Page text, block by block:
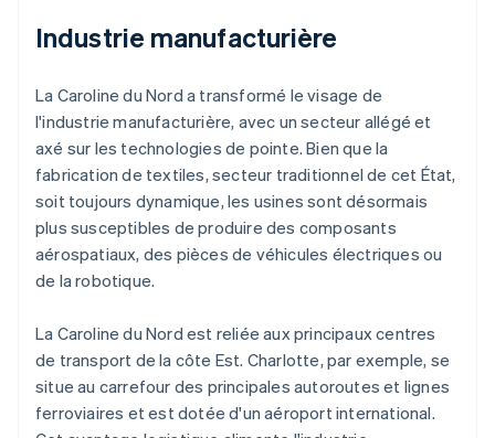
Industrie manufacturière
La Caroline du Nord a transformé le visage de
l'industrie manufacturière, avec un secteur allégé et
axé sur les technologies de pointe. Bien que la
fabrication de textiles, secteur traditionnel de cet État,
soit toujours dynamique, les usines sont désormais
plus susceptibles de produire des composants
aérospatiaux, des pièces de véhicules électriques ou
de la robotique.
La Caroline du Nord est reliée aux principaux centres
de transport de la côte Est. Charlotte, par exemple, se
situe au carrefour des principales autoroutes et lignes
ferroviaires et est dotée d'un aéroport international.